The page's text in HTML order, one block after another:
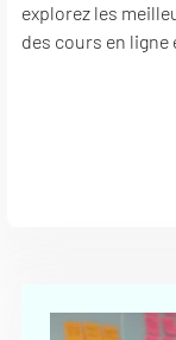
explorez les
des cours en ligne